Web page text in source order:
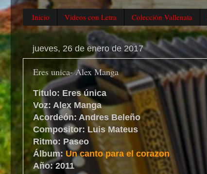
Inicio Videos con Letra Colección Vallenata
jueves, 26 de enero de 2017
Eres unica- Alex Manga
Titulo: Eresúnica
Voz: Alex Manga
Acordeón: Andres Beleño
Compositor: Luis Mateus
Ritmo: Paseo
Álbum: Un canto para el corazon
Año: 2011